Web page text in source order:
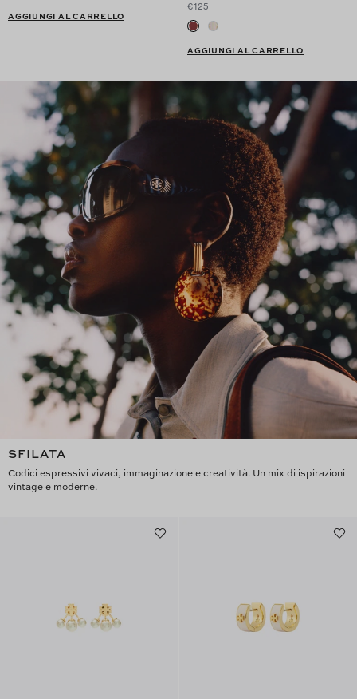
AGGIUNGI AL CARRELLO
€125
AGGIUNGI AL CARRELLO
SFILATA
Codici espressivi vivaci, immaginazione e creatività. Un mix di ispirazioni
vintage e moderne.